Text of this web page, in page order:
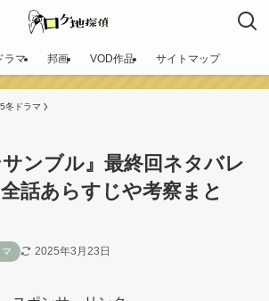
ラマ 邦画 VOD作品 サイトマップ
冬ドラマ
サンブル』最終回ネタバレ
話あらすじや考察まと
2025年3月23日